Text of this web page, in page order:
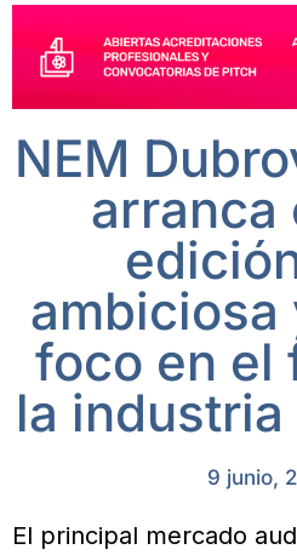
NEM
arranca
ambiciosa
foco en el
la
9 junio,
El principal mercado